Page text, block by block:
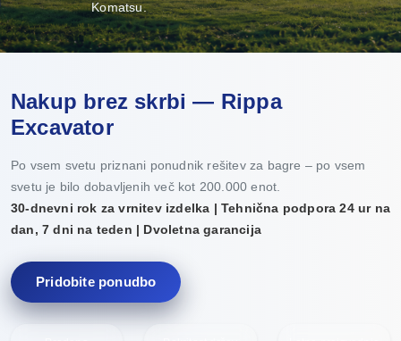
Komatsu.
Nakup brez skrbi — Rippa
Excavator
Po vsem svetu priznani ponudnik rešitev za bagre – po vsem
svetu je bilo dobavljenih več kot 200.000 enot.
30-dnevni rok za vrnitev izdelka | Tehnična podpora 24 ur na
dan, 7 dni na teden | Dvoletna garancija
Pridobite ponudbo